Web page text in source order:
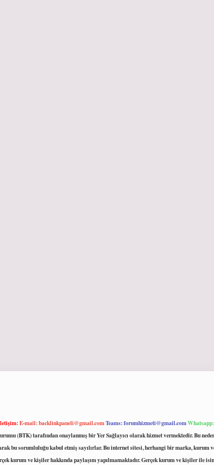
E-mail:backlinkpaneli@gmail.comTeams:forumhizmeti@gmail.com
(BTK) tarafından onaylanmış bir Yer Sağlayıcı olarak hizmet vermektedir. Bu
bu sorumluluğu kabul etmiş sayılırlar. Bu internet sitesi, herhangi bir marka, kurum
kurum ve kişiler hakkında paylaşım yapılmamaktadır. Gerçek kurum ve kişiler ile